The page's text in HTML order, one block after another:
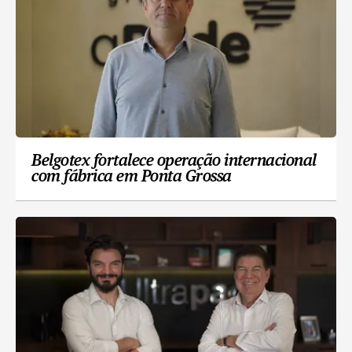
Belgotex fortalece operação internacional
com fábrica em Ponta Grossa